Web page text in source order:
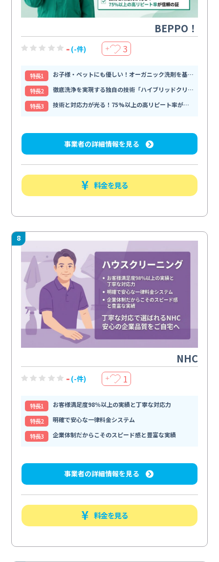
BEPPO！
- (-件) ＋ 3
特⻑1
お子様・ペットにも優しい！オーガニック洗剤を基軸とした安全な
特⻑2
徹底洗浄を実現する独自の技術「ハイブリッドクリーニング」
特⻑3
技術と対応力が光る！75%以上の高リピート率が信頼の証
事業者の詳細情報を見る
料金を見る
8
NHC
- (-件) ＋ 1
特⻑1
お客様満足度98％以上の実績と丁寧な対応力
特⻑2
明確で安心な一律料金システム
特⻑3
企業体制だからこそのスピード感と豊富な実績
事業者の詳細情報を見る
料金を見る